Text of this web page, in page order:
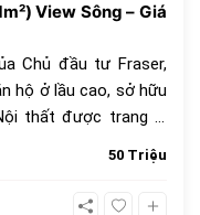
View Sông – Giá
Chủ đầu tư Fraser,
hộ ở lầu cao, sở hữu
thất được trang bị
nổi tiếng với tiện
nằm sát bên các
trường quốc tế.
50 Triệu